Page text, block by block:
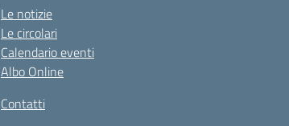
Le notizie
Le circolari
Calendario eventi
Albo Online
Contatti